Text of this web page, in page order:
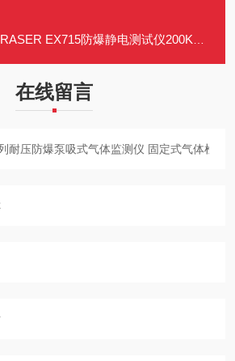
EX715防爆静电测试仪200KV/20KV
在线留言